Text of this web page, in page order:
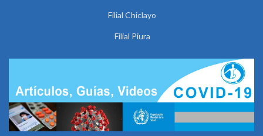
Filial Chiclayo
Filial Piura